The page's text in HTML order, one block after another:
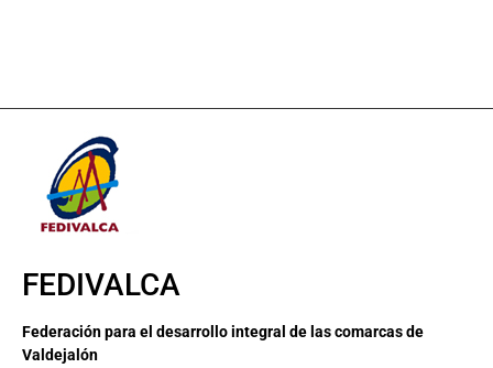
FEDIVALCA
Federación para el desarrollo integral de las comarcas de
Valdejalón